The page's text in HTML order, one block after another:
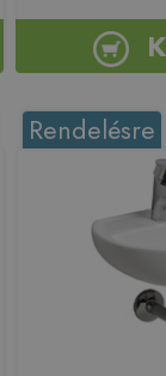
Rendelésre